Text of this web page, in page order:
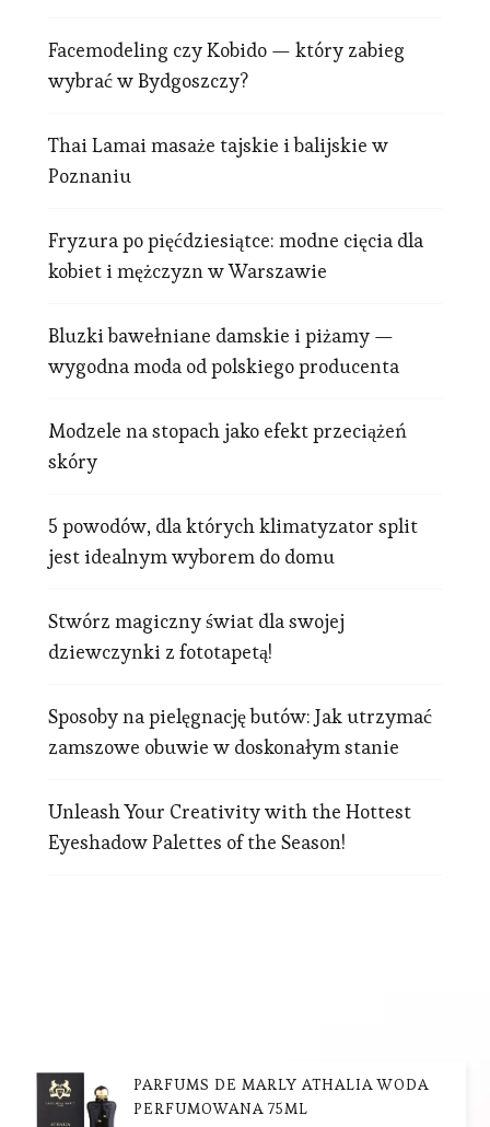
Facemodeling czy Kobido — który zabieg
wybrać w Bydgoszczy?
Thai Lamai masaże tajskie i balijskie w
Poznaniu
Fryzura po pięćdziesiątce: modne cięcia dla
kobiet i mężczyzn w Warszawie
Bluzki bawełniane damskie i piżamy —
wygodna moda od polskiego producenta
Modzele na stopach jako efekt przeciążeń
skóry
5 powodów, dla których klimatyzator split
jest idealnym wyborem do domu
Stwórz magiczny świat dla swojej
dziewczynki z fototapetą!
Sposoby na pielęgnację butów: Jak utrzymać
zamszowe obuwie w doskonałym stanie
Unleash Your Creativity with the Hottest
Eyeshadow Palettes of the Season!
PARFUMS DE MARLY ATHALIA WODA
PERFUMOWANA 75ML